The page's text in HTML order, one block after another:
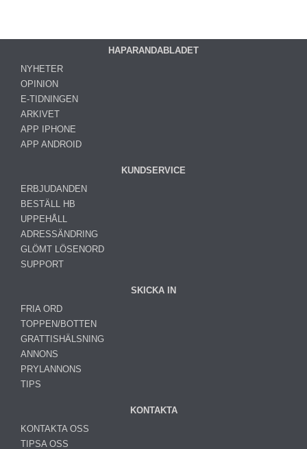
HAPARANDABLADET
NYHETER
OPINION
E-TIDNINGEN
ARKIVET
APP IPHONE
APP ANDROID
KUNDSERVICE
ERBJUDANDEN
BESTÄLL HB
UPPEHÅLL
ADRESSÄNDRING
GLÖMT LÖSENORD
SUPPORT
SKICKA IN
FRIA ORD
TOPPEN/BOTTEN
GRATTISHÄLSNING
ANNONS
PRYLANNONS
TIPS
KONTAKTA
KONTAKTA OSS
TIPSA OSS